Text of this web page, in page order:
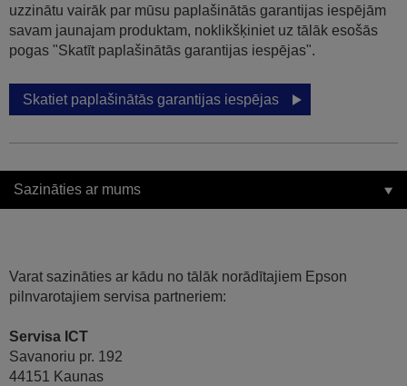
uzzinātu vairāk par mūsu paplašinātās garantijas iespējām
savam jaunajam produktam, noklikšķiniet uz tālāk esošās
pogas "Skatīt paplašinātās garantijas iespējas".
Skatiet paplašinātās garantijas iespējas
Sazināties ar mums
Varat sazināties ar kādu no tālāk norādītajiem Epson
pilnvarotajiem servisa partneriem:
Servisa ICT
Savanoriu pr. 192
44151 Kaunas